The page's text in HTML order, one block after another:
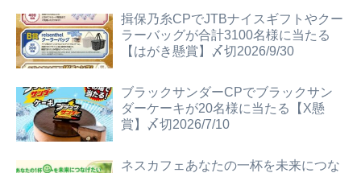
揖保乃糸CPでJTBナイスギフトやクー
ラーバッグが合計3100名様に当たる
【はがき懸賞】〆切2026/9/30
ブラックサンダーCPでブラックサン
ダーケーキが20名様に当たる【X懸
賞】〆切2026/7/10
ネスカフェあなたの一杯を未来につな